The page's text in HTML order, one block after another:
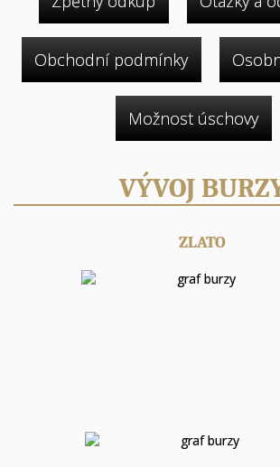
Obchodní podmínky
Možnost úschovy
VÝVOJ
ZLATO